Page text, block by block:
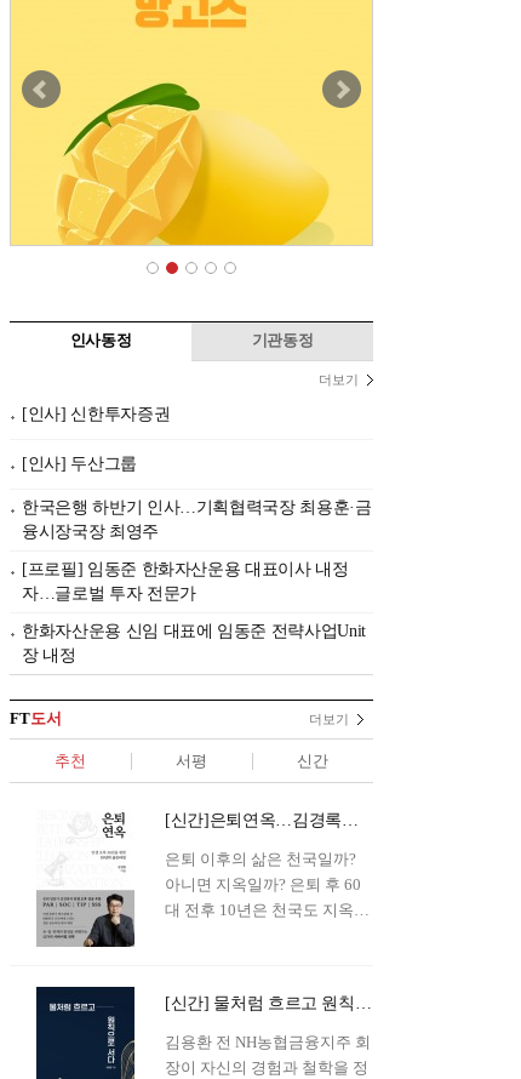
인사동정 기관동정
더보기
[인사] 신한투자증권
[인사] 두산그룹
한국은행 하반기 인사…기획협력국장 최용훈·금
융시장국장 최영주
[프로필] 임동준 한화자산운용 대표이사 내정
자…글로벌 투자 전문가
한화자산운용 신임 대표에 임동준 전략사업Unit
장 내정
FT도서 더보기
추천 서평 신간
[신간]은퇴연옥…김경록의 은퇴 후 삶의 나침반
은퇴 이후의 삶은 천국일까?
아니면 지옥일까? 은퇴 후 60
대 전후 10년은 천국도 지옥도
은퇴 설계를 가이드해 온 김경
록 옵투스자산운용의 고문이
신간 『은퇴연옥』을 내놓았
[신간] 물처럼 흐르고 원칙으로 서다…김용환의 통찰을 담다
김용환 전 NH농협금융지주 회
장이 자신의 경험과 철학을 정